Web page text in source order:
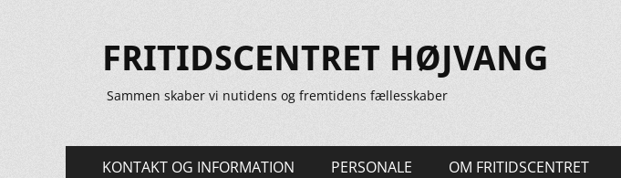
FRITIDSCENTRET HØJVANG
Sammen skaber vi nutidens og fremtidens fællesskaber
Primær
KONTAKT OG INFORMATION PERSONALE OM FRITIDSCENTRET